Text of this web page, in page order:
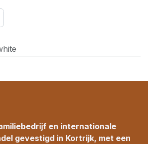
en internationale
gevestigd in Kortrijk, met een